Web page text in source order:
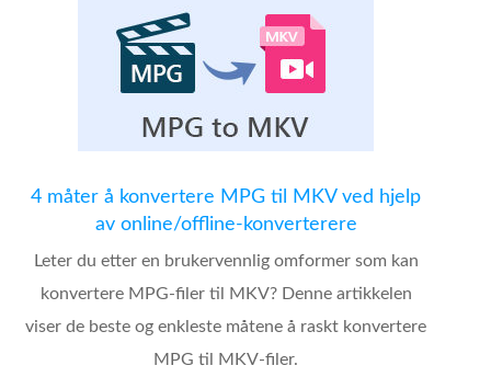
4 måter å konvertere MPG til MKV ved hjelp
av online/offline-konverterere
Leter du etter en brukervennlig omformer som kan
konvertere MPG-filer til MKV? Denne artikkelen
viser de beste og enkleste måtene å raskt konvertere
MPG til MKV-filer.